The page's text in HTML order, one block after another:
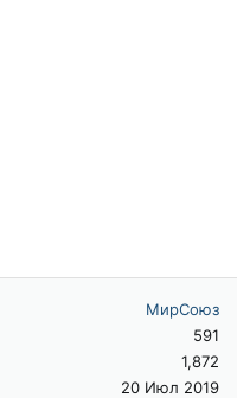
МирСоюз
591
1,872
20 Июл 2019